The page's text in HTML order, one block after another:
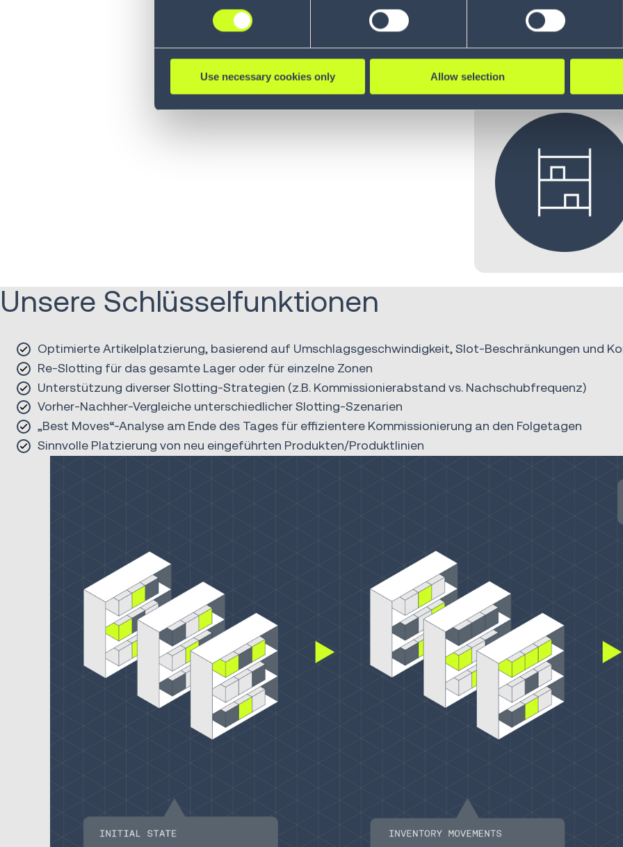
Use necessary cookies only Allow selectionMAXIMIERUNG
Unsere Schlüsselfunktionen
Optimierte Artikelplatzierung, basierend auf Umschlagsgeschwindigkeit, Slot-Beschränkungen und
Re-Slotting für das gesamte Lager oder für einzelne Zonen
Unterstützung diverser Slotting-Strategien (z.B. Kommissionierabstand vs. Nachschubfrequenz)
Vorher-Nachher-Vergleiche unterschiedlicher Slotting-Szenarien
„Best Moves“-Analyse am Ende des Tages für effizientere Kommissionierung an den Folgetagen
Sinnvolle Platzierung von neu eingeführten Produkten/Produktlinien